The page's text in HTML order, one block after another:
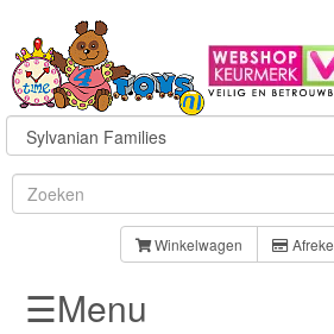
Winkelwagen
Sylvanian
Families
Families
☰Menu